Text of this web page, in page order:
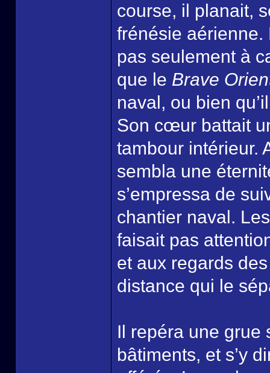
course, il planait,
frénésie aérienne.
pas seulement à
que le Brave
naval, ou bien
Son cœur battait
tambour intérieur.
sembla une
s’empressa de
chantier naval.
faisait pas
et aux regards
distance qui le
Il repéra une grue
bâtiments, et s’y